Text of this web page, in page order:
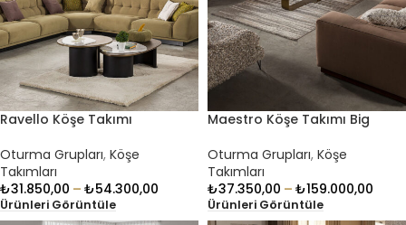
Ravello Köşe Takımı
Oturma Grupları, Köşe
Takımları
₺31.850,00 – ₺54.300,00
Ürünleri Görüntüle
Maestro Köşe Takımı Big
Oturma Grupları, Köşe
Takımları
₺37.350,00 – ₺159.000,00
Ürünleri Görüntüle